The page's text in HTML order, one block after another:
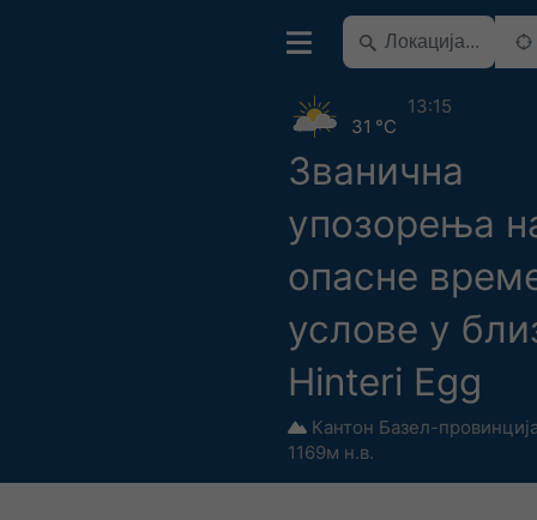
Званична
упозорења
опасне
услове у
Hinteri Egg
Кантон Базел-
1169м н.в.
31 °C
13:15